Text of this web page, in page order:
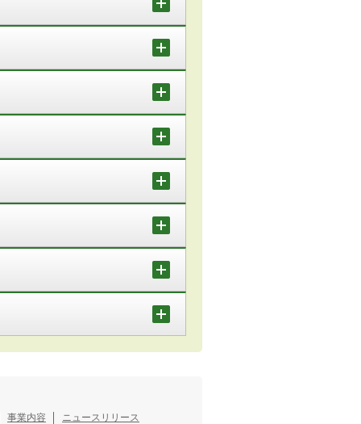
事業内容
ニュースリリース